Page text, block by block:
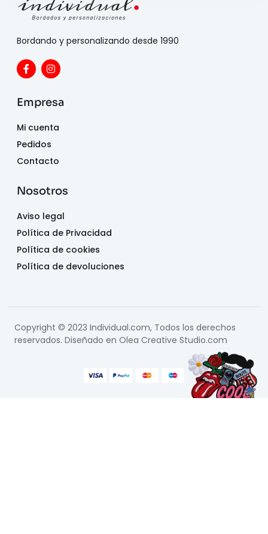
Bordando y personalizando desde 1990
Empresa
Mi cuenta
Pedidos
Contacto
Nosotros
Aviso legal
Política de Privacidad
Política de cookies
Política de devoluciones
Copyright © 2023 Individual.com, Todos los derechos
reservados. Diseñado en Olea Creative Studio.com